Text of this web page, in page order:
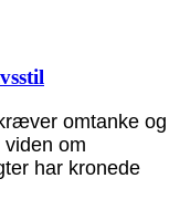
omtanke og
om
har kronede